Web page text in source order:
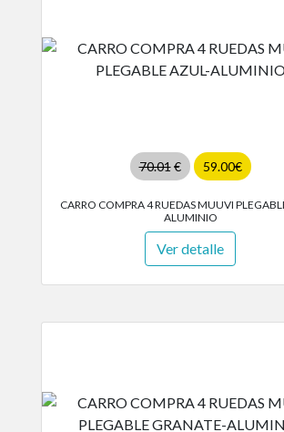
70.01€ 59.00€
CARRO COMPRA 4 RUEDAS MUUVI
ALUMINIO
Ver detalle